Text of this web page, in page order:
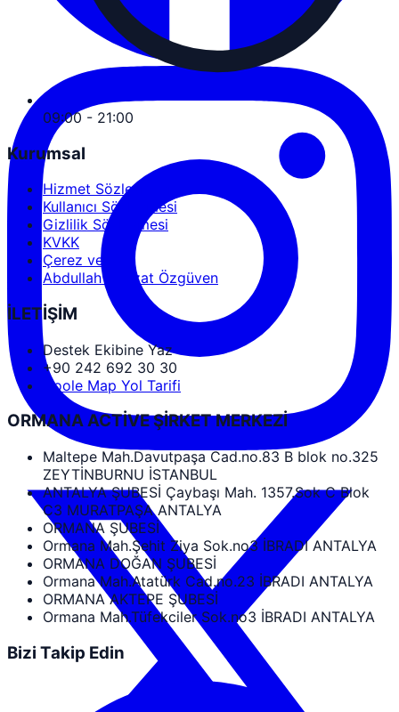
09:00 - 21:00
Kurumsal
Hizmet Sözleşmesi
Kullanıcı Sözleşmesi
Gizlilik Sözleşmesi
KVKK
Çerez ve KVK
Abdullah Nevzat Özgüven
İLETİŞİM
Destek Ekibine Yaz
+90 242 692 30 30
Goole Map Yol Tarifi
ORMANA ACTİVE ŞİRKET MERKEZİ
Maltepe Mah.Davutpaşa Cad.no.83 B blok no.325
ZEYTİNBURNU İSTANBUL
ANTALYA ŞUBESİ Çaybaşı Mah. 1357.Sok C Blok
C3 MURATPAŞA ANTALYA
ORMANA ŞUBESİ
Ormana Mah.Şehit Ziya Sok.no3 İBRADI ANTALYA
ORMANA DOĞAN ŞUBESİ
Ormana Mah.Atatürk Cad.no.23 İBRADI ANTALYA
ORMANA AKTEPE ŞUBESİ
Ormana Mah.Tüfekciler Sok.no3 İBRADI ANTALYA
Bizi Takip Edin